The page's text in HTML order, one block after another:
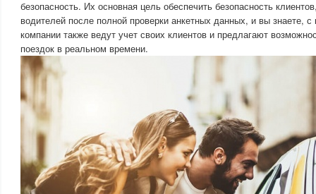
безопасность. Их основная цель обеспечить безопасность
водителей после полной проверки анкетных данных, и вы знаете, с
компании также ведут учет своих клиентов и предлагают
поездок в реальном времени.